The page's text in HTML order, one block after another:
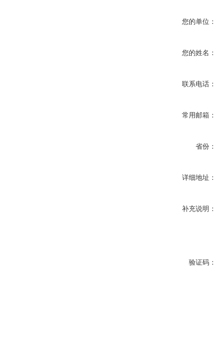
您的单位：
您的姓名：
联系电话：
常用邮箱：
省份：
详细地址：
补充说明：
验证码：